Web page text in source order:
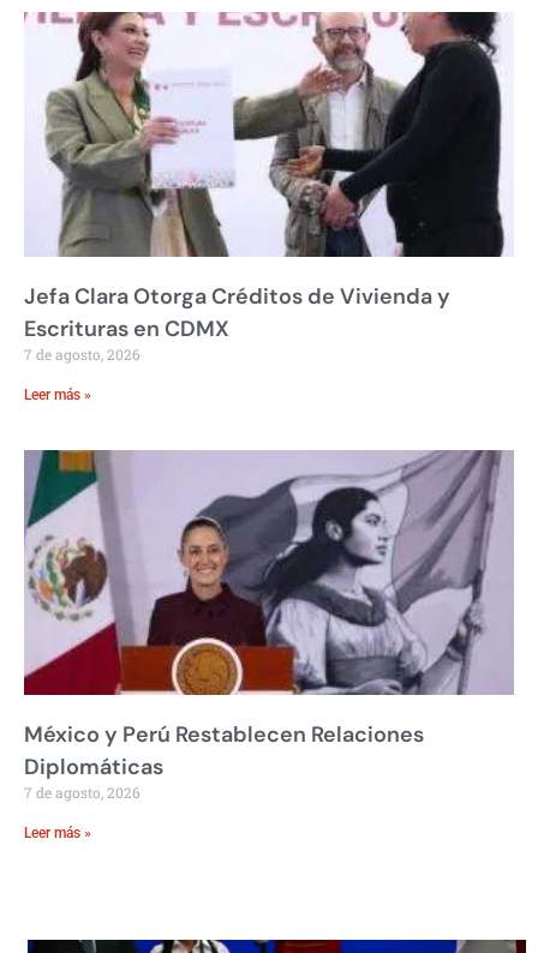
Jefa Clara Otorga Créditos de Vivienda y
Escrituras en CDMX
7 de agosto, 2026
Leer más »
México y Perú Restablecen Relaciones
Diplomáticas
7 de agosto, 2026
Leer más »